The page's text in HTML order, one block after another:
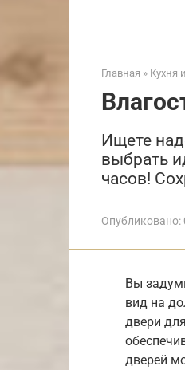
Главная » Кухня
Ищете
выбрать
часов!
Опубликовано:
Вы
вид на
двери
дверей